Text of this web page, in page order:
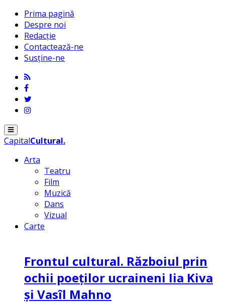
Prima pagină
Despre noi
Redacție
Contactează-ne
Susține-ne
Menu
CapitalCultural.
Arta
Teatru
Film
Muzică
Dans
Vizual
Carte
Frontul cultural. Războiul prin
ochii poeților ucraineni Iia Kiva
și Vasîl Mahno